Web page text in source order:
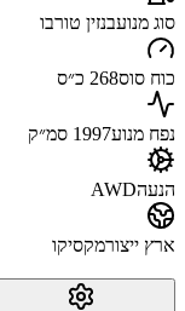
סוג מנועבנזין טורבו
כוח סוס268 כ״ס
נפח מנוע1997 סמ״ק
הנעהAWD
ארץ ייצורמקסיקו